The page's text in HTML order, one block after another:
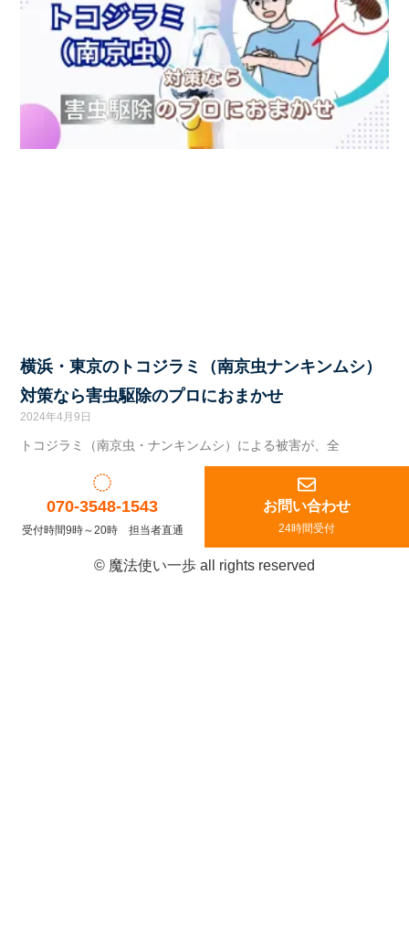
横浜・東京のトコジラミ（南京虫ナンキンムシ）
対策なら害虫駆除のプロにおまかせ
2024年4月9日
トコジラミ（南京虫・ナンキンムシ）による被害が、全
070-3548-1543
受付時間9時～20時 担当者直通
お問い合わせ
24時間受付
© 魔法使い一歩 all rights reserved